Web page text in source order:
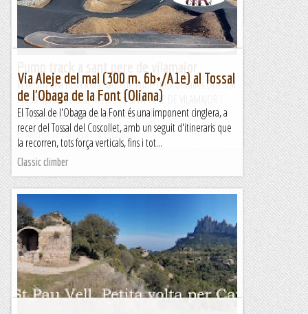
Muntanya
Ja tenim una nova instal.lació de Pumt track al Valles Oriental
i molt aprop de casa meva ... a SANT PERE DE VILAMAJOR i
més concretament a la urbanització de CAN...
El món de la ferrata i la escalada
Via Aleje del mal (300 m. 6b+/A1e) al Tossal
de l'Obaga de la Font (Oliana)
El Tossal de l'Obaga de la Font és una imponent cinglera, a
recer del Tossal del Coscollet, amb un seguit d'itineraris que
la recorren, tots força verticals, fins i tot...
Classic climber